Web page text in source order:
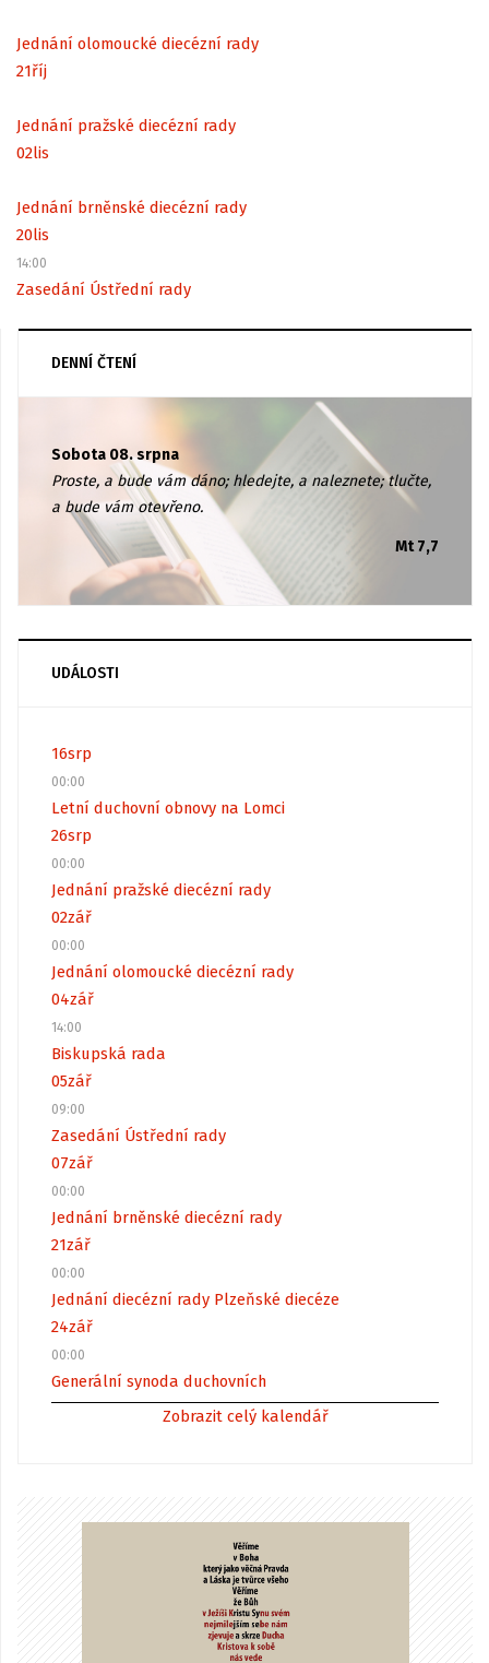
Jednání olomoucké diecézní rady
21říj
Jednání pražské diecézní rady
02lis
Jednání brněnské diecézní rady
20lis
14:00
Zasedání Ústřední rady
DENNÍ ČTENÍ
Sobota 08. srpna
Proste, a bude vám dáno; hledejte, a naleznete; tlučte,
a bude vám otevřeno.
Mt 7,7
UDÁLOSTI
16srp
00:00
Letní duchovní obnovy na Lomci
26srp
00:00
Jednání pražské diecézní rady
02zář
00:00
Jednání olomoucké diecézní rady
04zář
14:00
Biskupská rada
05zář
09:00
Zasedání Ústřední rady
07zář
00:00
Jednání brněnské diecézní rady
21zář
00:00
Jednání diecézní rady Plzeňské diecéze
24zář
00:00
Generální synoda duchovních
Zobrazit celý kalendář